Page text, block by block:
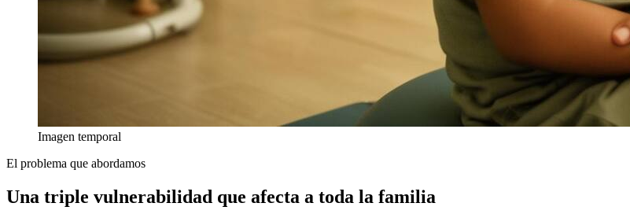
Imagen temporal
El problema que abordamos
Una triple vulnerabilidad que afecta a toda la familia